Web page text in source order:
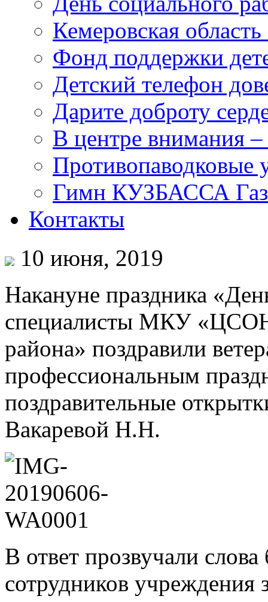
Кемеровская
Фонд поддержки
Детский телефон
Дарите доброту
В центре внимания –
Противопаводковые
Гимн КУЗБАССА
Контакты
10 июня, 2019
Накануне праздника
специалисты МКУ «ЦСОН
района» поздравили
профессиональным
поздравительные
Вакаревой Н.Н.
В ответ прозвучали слова
сотрудников учреждения